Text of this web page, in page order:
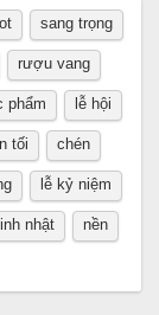
sang trọng
rượu vang
phẩm lễ hội
tối chén
lễ kỷ niệm
nhật nền